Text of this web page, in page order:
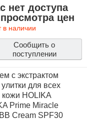
нет доступа
цен
в наличии
Сообщить о
поступлении
с экстрактом
для всех
кожи HOLIKA
Prime Miracle
Cream SPF30